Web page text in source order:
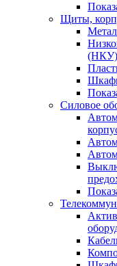
Щиты,
(НКУ)
Силовое